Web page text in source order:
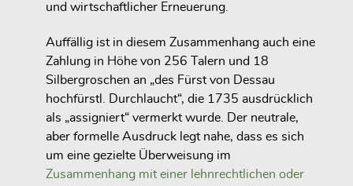
und wirtschaftlicher Erneuerung.
Auffällig ist in diesem Zusammenhang auch eine
Zahlung in Höhe von 256 Talern und 18
Silbergroschen an „des Fürst von Dessau
hochfürstl. Durchlaucht“, die 1735 ausdrücklich
als „assigniert“ vermerkt wurde. Der neutrale,
aber formelle Ausdruck legt nahe, dass es sich
um eine gezielte Überweisung im
Zusammenhang mit einer lehnrechtlichen oder